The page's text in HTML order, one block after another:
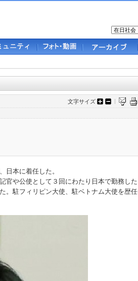
文字サイズ
日本に着任した。
官や公使として３回にわたり日本で勤務した
。駐フィリピン大使、駐ベトナム大使を歴任